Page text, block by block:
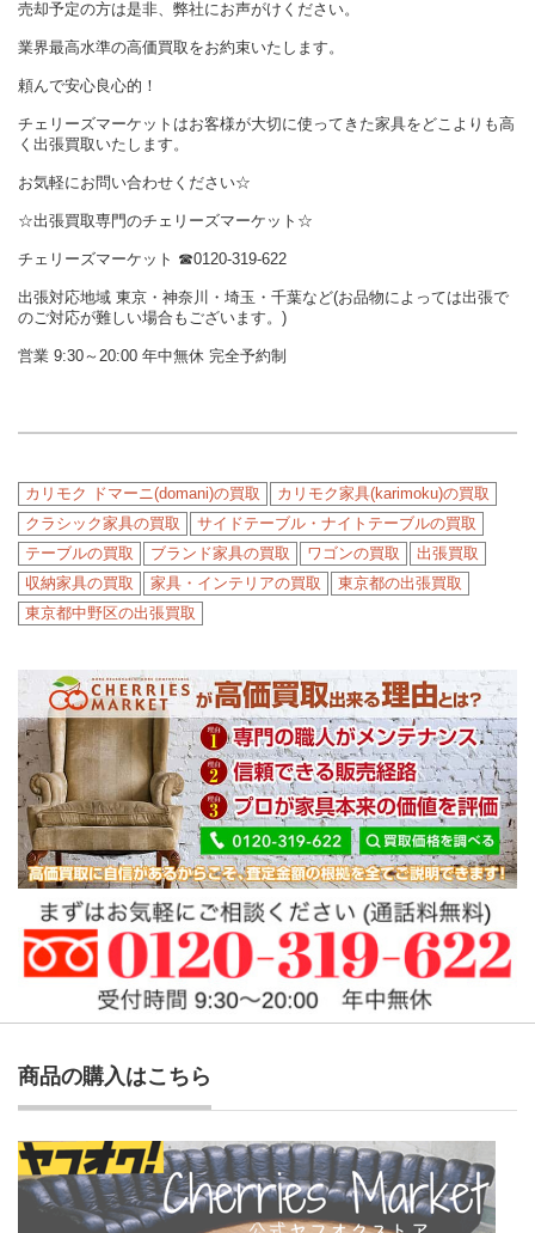
売却予定の方は是非、弊社にお声がけください。
業界最高水準の高価買取をお約束いたします。
頼んで安心良心的！
チェリーズマーケットはお客様が大切に使ってきた家具をどこよりも高
く出張買取いたします。
お気軽にお問い合わせください☆
☆出張買取専門のチェリーズマーケット☆
チェリーズマーケット ☎︎0120-319-622
出張対応地域 東京・神奈川・埼玉・千葉など(お品物によっては出張で
のご対応が難しい場合もございます。)
営業 9:30～20:00 年中無休 完全予約制
カリモク ドマーニ(domani)の買取
カリモク家具(karimoku)の買取
クラシック家具の買取
サイドテーブル・ナイトテーブルの買取
テーブルの買取
ブランド家具の買取 ワゴンの買取
出張買取
収納家具の買取
家具・インテリアの買取
東京都の出張買取
東京都中野区の出張買取
商品の購入はこちら